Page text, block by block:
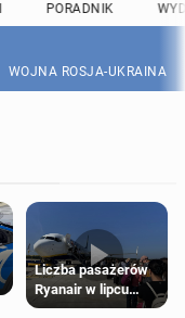
PORADNIK
WOJNA ROSJA-UKRAINA
Liczba pasażerów
Ryanair w lipcu
pobiła rekord